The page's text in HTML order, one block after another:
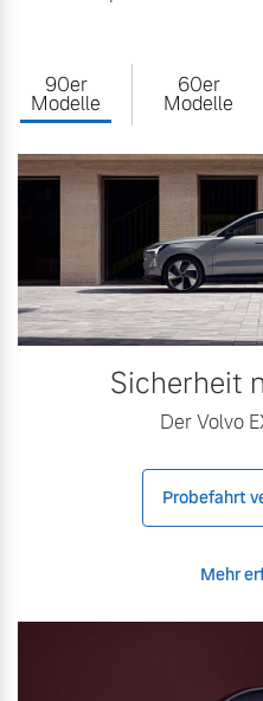
90er
Modelle
60er
Modelle
Sicherheit
Der Volvo
Probefahrt
Mehr